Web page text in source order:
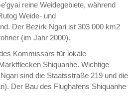
reine Weidegebiete, während
Weide- und
Der Bezirk Ngari ist 303 000 km2
(im Jahr 2000).
Kommissars für lokale
Shiquanhe. Wichtige
sind die Staatsstraße 219 und die
Der Bau des Flughafens Shiquanhe